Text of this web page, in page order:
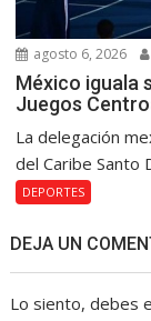
agosto 6, 2026
México iguala
Juegos
La delegación
del Caribe Santo
DEPORTES
DEJA UN
Lo siento, debes